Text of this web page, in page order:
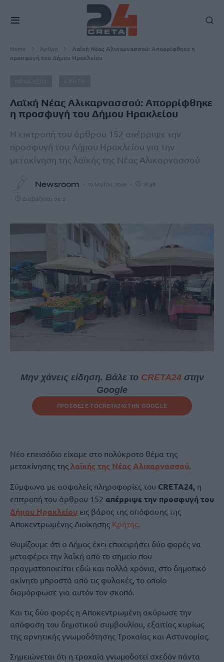
Home Άρθρα
Λαϊκή Νέας Αλικαρνασσού: Απορρίφθηκε η
προσφυγή του Δήμου Ηρακλείου
Λαϊκή Νέας Αλικαρνασσού: Απορρίφθηκε
η προσφυγή του Δήμου Ηρακλείου
Η επιτροπή του άρθρου 152 απέρριψε την
προσφυγή του Δήμου Ηρακλείου για την
μετακίνηση της λαϊκής της Νέας Αλικαρνασσού
Newsroom 19 Μαΐου, 2026 18:48
Διαβάζεται σε 2'
Μην χάνεις είδηση. Βάλε το CRETA24στην
Google
ΠΡΟΣΘΕΣΕ ΤΟCRETA24ΣΤΗΝ GOOGLE
Νέο επεισόδιο είχαμε στο πολύκροτο θέμα της
μετακίνησης της λαϊκής της Νέας Αλικαρνασσού.
Σύμφωνα με ασφαλείς πληροφορίες του CRETA24, η
επιτροπή του άρθρου 152 απέρριψε την προσφυγή του
Δήμου Ηρακλείου εις βάρος της απόφασης της
Αποκεντρωμένης Διοίκησης Κρήτης.
Θυμίζουμε ότι ο Δήμος έχει επιχειρήσει δύο φορές να
μεταφέρει την λαϊκή από το σημείο που
πραγματοποιείται εδώ και πολλά χρόνια, στο δημοτικό
ακίνητο μπροστά από τις φυλακές, το οποίο
διαμόρφωσε για αυτόν τον σκοπό.
Και τις δύο φορές η Αποκεντρωμένη ακύρωσε την
απόφαση του δημοτικού συμβουλίου, εξαιτίας κυρίως
της αρνητικής γνωμοδότησης Τροχαίας και Αστυνομίας.
Σημειώνεται ότι η τροχαία γνωμοδοτεί σχεδόν πάντα